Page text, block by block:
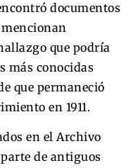
documentos
mencionan
que podría
más conocidas
que permaneció
en 1911.
en el Archivo
de antiguos